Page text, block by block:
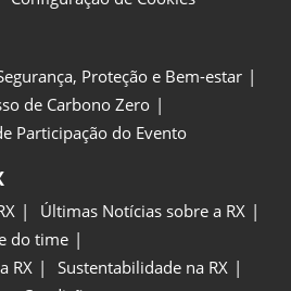
Proteção e Bem-estar
de Carbono Zero
Participação do Evento
Últimas Notícias sobre a RX
do time
RX
Sustentabilidade na RX